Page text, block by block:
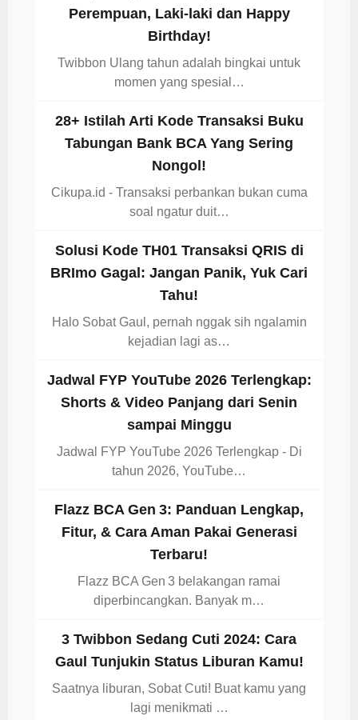
Perempuan, Laki-laki dan Happy
Birthday!
Twibbon Ulang tahun adalah bingkai untuk
momen yang spesial…
28+ Istilah Arti Kode Transaksi Buku
Tabungan Bank BCA Yang Sering
Nongol!
Cikupa.id - Transaksi perbankan bukan cuma
soal ngatur duit…
Solusi Kode TH01 Transaksi QRIS di
BRImo Gagal: Jangan Panik, Yuk Cari
Tahu!
Halo Sobat Gaul, pernah nggak sih ngalamin
kejadian lagi as…
Jadwal FYP YouTube 2026 Terlengkap:
Shorts & Video Panjang dari Senin
sampai Minggu
Jadwal FYP YouTube 2026 Terlengkap - Di
tahun 2026, YouTube…
Flazz BCA Gen 3: Panduan Lengkap,
Fitur, & Cara Aman Pakai Generasi
Terbaru!
Flazz BCA Gen 3 belakangan ramai
diperbincangkan. Banyak m…
3 Twibbon Sedang Cuti 2024: Cara
Gaul Tunjukin Status Liburan Kamu!
Saatnya liburan, Sobat Cuti! Buat kamu yang
lagi menikmati …